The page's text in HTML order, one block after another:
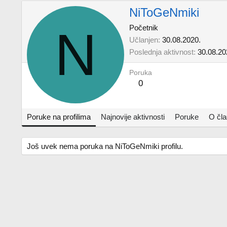
N
NiToGeNmiki
Početnik
Učlanjen 30.08.2020.
Poslednja aktivnost
Poruka
0
Poruke na profilima Najnovije aktivnosti Poruke O
Još uvek nema poruka na NiToGeNmiki profilu.